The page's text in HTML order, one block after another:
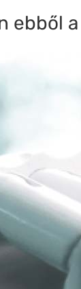
ebből